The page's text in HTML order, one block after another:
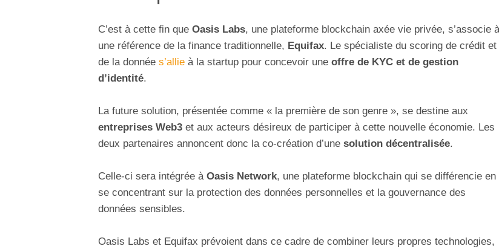
C’est à cette fin que Oasis Labs, une plateforme blockchain axée vie privée, s’associe à
une référence de la finance traditionnelle, Equifax. Le spécialiste du scoring de crédit et
de la donnée s’allie à la startup pour concevoir une offre de KYC et de gestion
d’identité.
La future solution, présentée comme « la première de son genre », se destine aux
entreprises Web3 et aux acteurs désireux de participer à cette nouvelle économie. Les
deux partenaires annoncent donc la co-création d’une solution décentralisée.
Celle-ci sera intégrée à Oasis Network, une plateforme blockchain qui se différencie en
se concentrant sur la protection des données personnelles et la gouvernance des
données sensibles.
Oasis Labs et Equifax prévoient dans ce cadre de combiner leurs propres technologies,